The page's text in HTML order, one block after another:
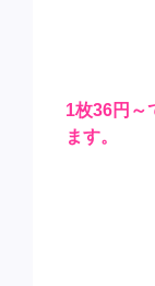
1枚36円～
ます。